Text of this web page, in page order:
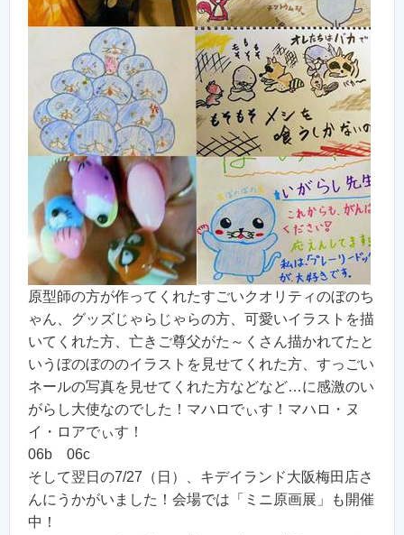
原型師の方が作ってくれたすごいクオリティのぼのち
ゃん、グッズじゃらじゃらの方、可愛いイラストを描
いてくれた方、亡きご尊父がた～くさん描かれてたと
いうぼのぼののイラストを見せてくれた方、すっごい
ネールの写真を見せてくれた方などなど…に感激のい
がらし大使なのでした！マハロでぃす！マハロ・ヌ
イ・ロアでぃす！
06b 06c
そして翌日の7/27（日）、キデイランド大阪梅田店さ
んにうかがいました！会場では「ミニ原画展」も開催
中！